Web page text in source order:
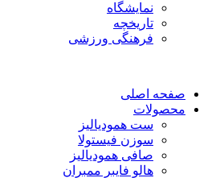
نمایشگاه
تاريخچه
فرهنگی ورزشی
صفحه اصلی
محصولات
ست همودیالیز
سوزن فیستولا
صافی همودیالیز
هالو فایبر ممبران